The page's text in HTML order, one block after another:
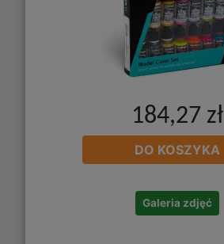
184,27 zł
DO KOSZYKA
Galeria zdjęć